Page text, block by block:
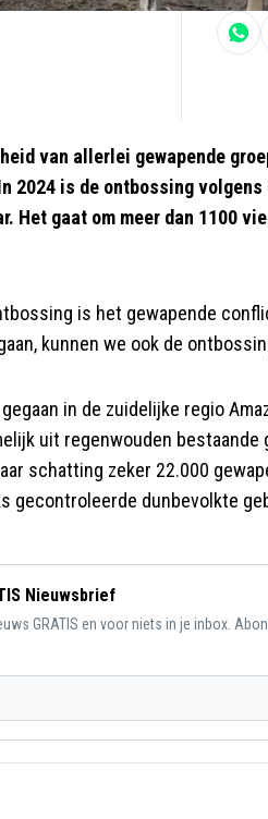
van allerlei gewapende
2024 is de ontbossing
Het gaat om meer dan 1100
is het gewapende
kunnen we ook de
in de zuidelijke regio
uit regenwouden
schatting zeker 22.000
gecontroleerde dunbevolkte
Nieuwsbrief
GRATIS en voor niets in je inbox.